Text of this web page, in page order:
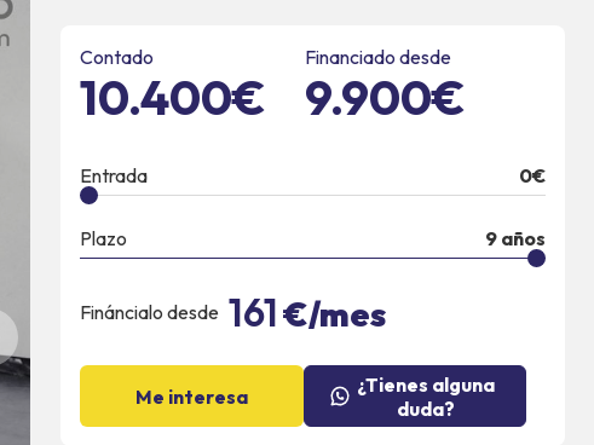
Contado
10.400€
Financiado desde
9.900€
Entrada 0€
Plazo 9 años
Fináncialo desde 161€/mes
Me interesa
¿Tienes alguna
duda?